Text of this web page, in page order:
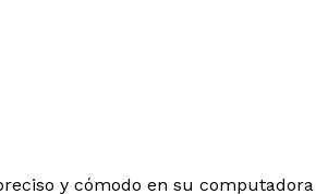
y cómodo en su